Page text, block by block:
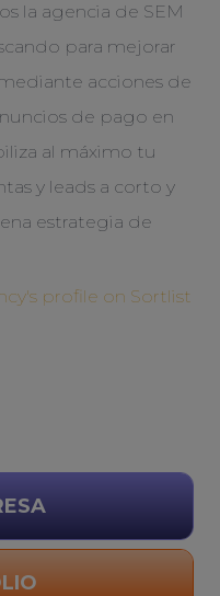
la agencia de SEM
para mejorar
acciones de
de pago en
al máximo tu
y leads a corto y
estrategia de